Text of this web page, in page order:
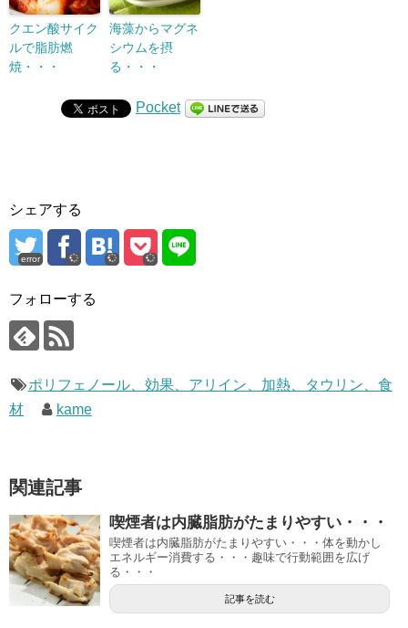
クエン酸サイク
ルで脂肪燃
焼・・・
海藻からマグネ
シウムを摂
る・・・
Pocket
シェアする
error
フォローする
ポリフェノール、効果、アリイン、加熱、タウリン、食
材
kame
関連記事
喫煙者は内臓脂肪がたまりやすい・・・
喫煙者は内臓脂肪がたまりやすい・・・体を動かし
エネルギー消費する・・・趣味で行動範囲を広げ
る・・・
記事を読む